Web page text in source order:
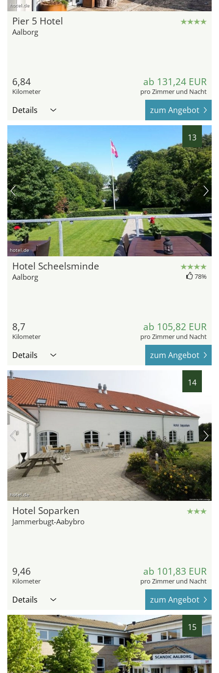
hotel.de
Pier 5 Hotel
Aalborg
6,84
Kilometer
ab 131,24 EUR
pro Zimmer und Nacht
Details zum Angebot
13
hotel.de
Hotel Scheelsminde
Aalborg 78%
8,7
Kilometer
ab 105,82 EUR
pro Zimmer und Nacht
Details zum Angebot
14
hotel.de
Hotel Soparken
Jammerbugt-Aabybro
9,46
Kilometer
ab 101,83 EUR
pro Zimmer und Nacht
Details zum Angebot
15